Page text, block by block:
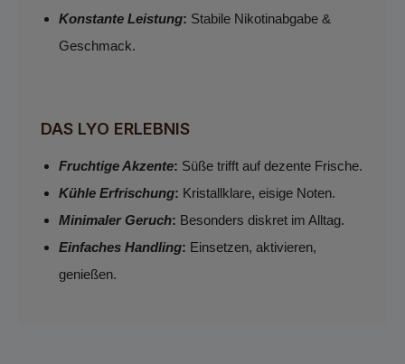
Konstante Leistung: Stabile Nikotinabgabe &
Geschmack.
DAS LYO ERLEBNIS
Fruchtige Akzente: Süße trifft auf dezente Frische.
Kühle Erfrischung: Kristallklare, eisige Noten.
Minimaler Geruch: Besonders diskret im Alltag.
Einfaches Handling: Einsetzen, aktivieren,
genießen.